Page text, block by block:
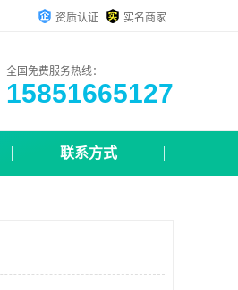
资质认证 实名商家
全国免费服务热线：
15851665127
联系方式